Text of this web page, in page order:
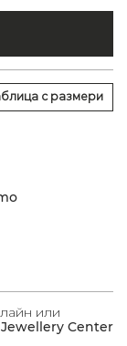
с размери
или
Center